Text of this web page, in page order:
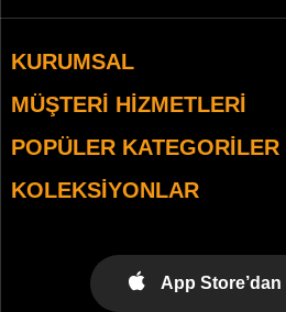
KURUMSAL
MÜŞTERI HIZMETLERI
POPÜLER KATEGORILER
KOLEKSIYONLAR
App Store’dan